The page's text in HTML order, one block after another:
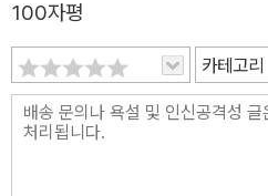
마찬가지다. 새 짝꿍인 주연이가 어
입견부터 가진 채 예전 짝꿍 샘이만
하게 지내고 싶지만 오히려 더 심술
기야 자기를 자꾸 괴롭히는 주연이
을 숨겨 버리며 ‘복수’를 감행한다. 다른 사람의 속마음을 겉으로 나타
100자평
카테고리